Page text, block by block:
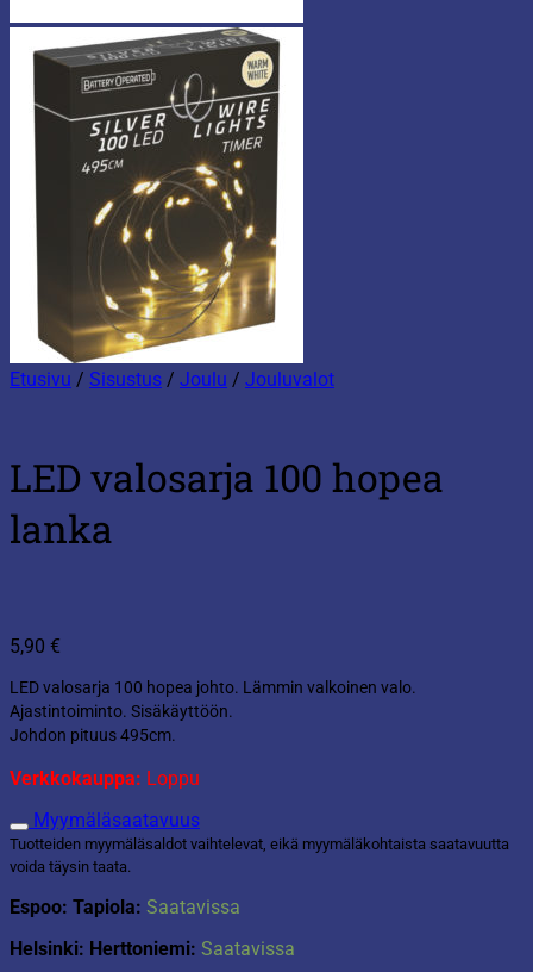
Etusivu / Sisustus / Joulu / Jouluvalot
LED valosarja 100 hopea
lanka
5,90 €
LED valosarja 100 hopea johto. Lämmin valkoinen valo.
Ajastintoiminto. Sisäkäyttöön.
Johdon pituus 495cm.
Verkkokauppa: Loppu
Myymäläsaatavuus
Tuotteiden myymäläsaldot vaihtelevat, eikä myymäläkohtaista saatavuutta
voida täysin taata.
Espoo: Tapiola: Saatavissa
Helsinki: Herttoniemi: Saatavissa